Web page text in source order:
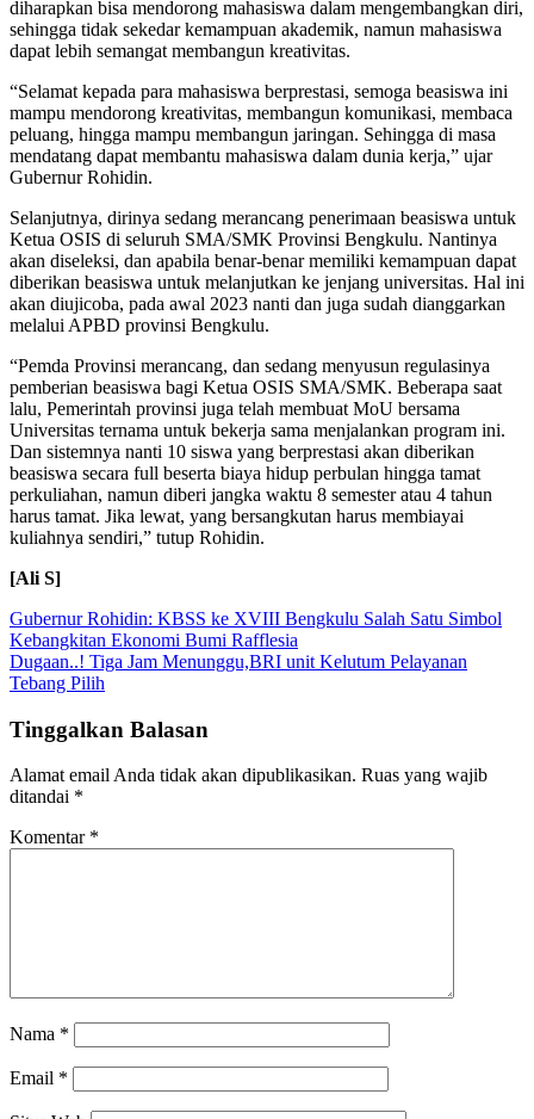
diharapkan bisa mendorong mahasiswa dalam mengembangkan diri,
sehingga tidak sekedar kemampuan akademik, namun mahasiswa
dapat lebih semangat membangun kreativitas.
“Selamat kepada para mahasiswa berprestasi, semoga beasiswa ini
mampu mendorong kreativitas, membangun komunikasi, membaca
peluang, hingga mampu membangun jaringan. Sehingga di masa
mendatang dapat membantu mahasiswa dalam dunia kerja,” ujar
Gubernur Rohidin.
Selanjutnya, dirinya sedang merancang penerimaan beasiswa untuk
Ketua OSIS di seluruh SMA/SMK Provinsi Bengkulu. Nantinya
akan diseleksi, dan apabila benar-benar memiliki kemampuan dapat
diberikan beasiswa untuk melanjutkan ke jenjang universitas. Hal ini
akan diujicoba, pada awal 2023 nanti dan juga sudah dianggarkan
melalui APBD provinsi Bengkulu.
“Pemda Provinsi merancang, dan sedang menyusun regulasinya
pemberian beasiswa bagi Ketua OSIS SMA/SMK. Beberapa saat
lalu, Pemerintah provinsi juga telah membuat MoU bersama
Universitas ternama untuk bekerja sama menjalankan program ini.
Dan sistemnya nanti 10 siswa yang berprestasi akan diberikan
beasiswa secara full beserta biaya hidup perbulan hingga tamat
perkuliahan, namun diberi jangka waktu 8 semester atau 4 tahun
harus tamat. Jika lewat, yang bersangkutan harus membiayai
kuliahnya sendiri,” tutup Rohidin.
[Ali S]
Navigasi
pos
Gubernur Rohidin: KBSS ke XVIII Bengkulu Salah Satu Simbol
Kebangkitan Ekonomi Bumi Rafflesia
Dugaan..! Tiga Jam Menunggu,BRI unit Kelutum Pelayanan
Tebang Pilih
Tinggalkan Balasan
Alamat email Anda tidak akan dipublikasikan. Ruas yang wajib
ditandai *
Komentar *
Nama *
Email *